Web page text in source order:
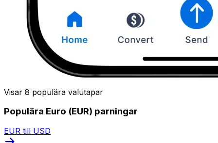
Visar 8 populära valutapar
Populära Euro (EUR) parningar
EUR till USD